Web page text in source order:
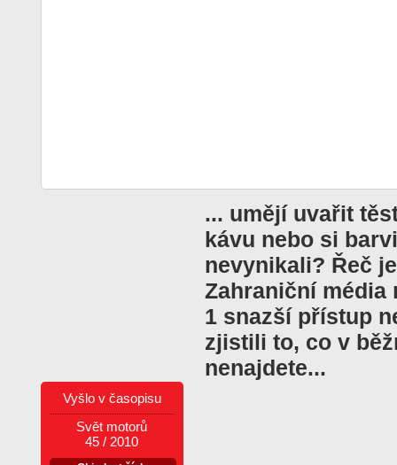
... umějí uvařit
kávu nebo si
nevynikali? Řeč
Zahraniční média
1 snazší přístup
zjistili to, co v
nenajdete...
Vyšlo v časopisu
Svět motorů
45 / 2010